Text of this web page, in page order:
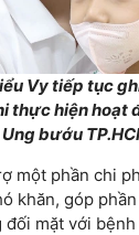
Vy tiếp tục
thực hiện hoạt
bướu
một phần chi
khăn, góp
mặt với bệnh